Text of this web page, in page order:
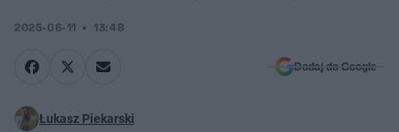
2025-06-11 13:48
Dodaj do Google
Łukasz Piekarski